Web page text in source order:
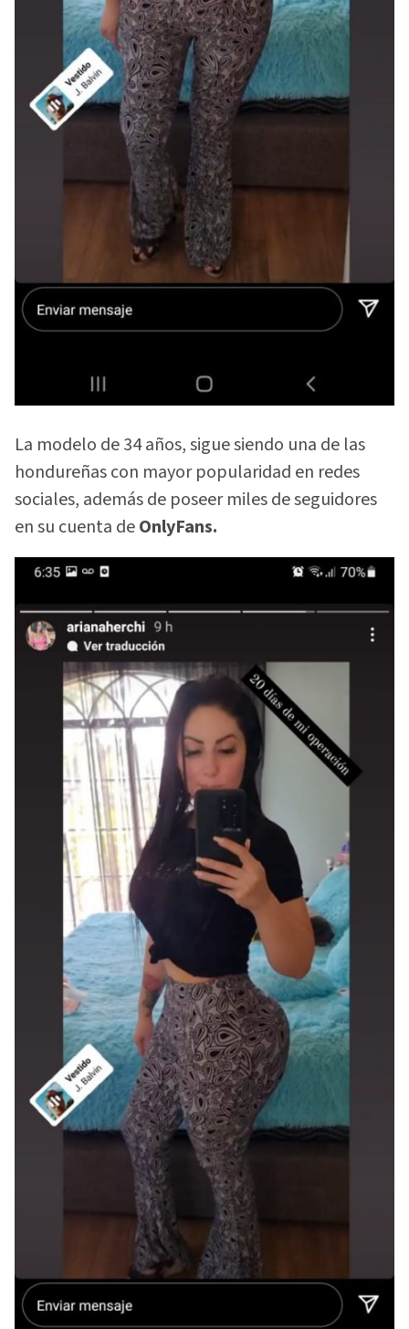
La modelo de 34 años, sigue siendo una de las
hondureñas con mayor popularidad en redes
sociales, además de poseer miles de seguidores
en su cuenta deOnlyFans.